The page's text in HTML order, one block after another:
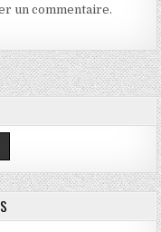
un commentaire.